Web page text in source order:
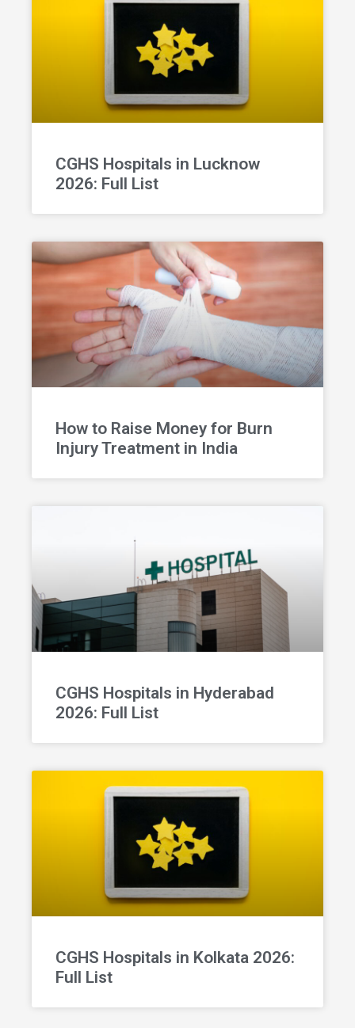
CGHS Hospitals in Lucknow
2026: Full List
How to Raise Money for Burn
Injury Treatment in India
CGHS Hospitals in Hyderabad
2026: Full List
CGHS Hospitals in Kolkata 2026:
Full List